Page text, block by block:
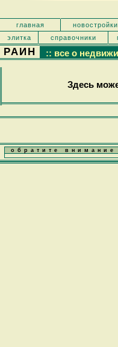
главная
новостройки
элитка
справочники
РАИН :: все о
Здесь
обратите внимание